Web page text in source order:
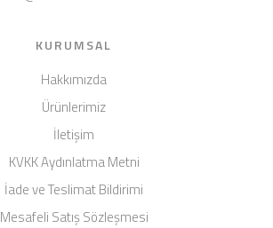
KURUMSAL
Hakkımızda
Ürünlerimiz
İletişim
KVKK Aydınlatma Metni
İade ve Teslimat Bildirimi
Mesafeli Satış Sözleşmesi